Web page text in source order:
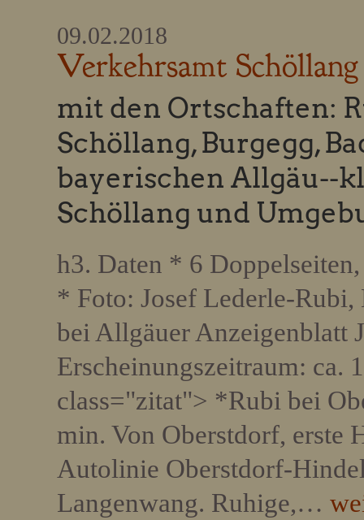
09.02.2018
Verkehrsamt Schöllang
mit den Ortschaften:
Schöllang, Burgegg,
bayerischen Allgäu--
Schöllang und
h3. Daten * 6
* Foto: Josef Lederle-
bei Allgäuer Anzeigenblatt
Erscheinungszeitraum: ca.
class="zitat"> *Rubi bei
min. Von Oberstdorf, erste
Autolinie Oberstdorf-
Langenwang. Ruhige,…